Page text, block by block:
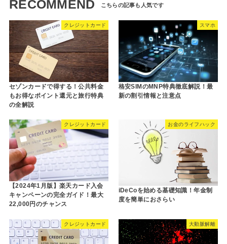
RECOMMEND
クレジットカード
セゾンカードで得する！公共料金
もお得なポイント還元と旅行特典
の全解説
スマホ
格安SIMのMNP特典徹底解説！最
新の割引情報と注意点
クレジットカード
【2024年1月版】楽天カード入会
キャンペーンの完全ガイド！最大
22,000円のチャンス
お金のライフハック
iDeCoを始める基礎知識！年金制
度を簡単におさらい
クレジットカード 大動脈解離